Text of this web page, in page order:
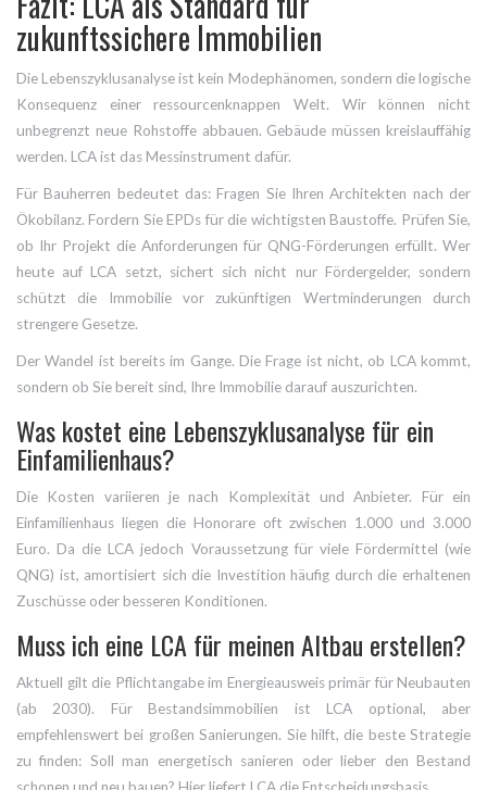
zukunftssichere Immobilien
Die Lebenszyklusanalyse ist kein Modephänomen, sondern die logische
Konsequenz einer ressourcenknappen Welt. Wir können nicht
unbegrenzt neue Rohstoffe abbauen. Gebäude müssen kreislauffähig
werden. LCA ist das Messinstrument dafür.
Für Bauherren bedeutet das: Fragen Sie Ihren Architekten nach der
Ökobilanz. Fordern Sie EPDs für die wichtigsten Baustoffe. Prüfen Sie,
ob Ihr Projekt die Anforderungen für QNG-Förderungen erfüllt. Wer
heute auf LCA setzt, sichert sich nicht nur Fördergelder, sondern
schützt die Immobilie vor zukünftigen Wertminderungen durch
strengere Gesetze.
Der Wandel ist bereits im Gange. Die Frage ist nicht, ob LCA kommt,
sondern ob Sie bereit sind, Ihre Immobilie darauf auszurichten.
Was kostet eine Lebenszyklusanalyse für ein
Einfamilienhaus?
Die Kosten variieren je nach Komplexität und Anbieter. Für ein
Einfamilienhaus liegen die Honorare oft zwischen 1.000 und 3.000
Euro. Da die LCA jedoch Voraussetzung für viele Fördermittel (wie
QNG) ist, amortisiert sich die Investition häufig durch die erhaltenen
Zuschüsse oder besseren Konditionen.
Muss ich eine LCA für meinen Altbau erstellen?
Aktuell gilt die Pflichtangabe im Energieausweis primär für Neubauten
(ab 2030). Für Bestandsimmobilien ist LCA optional, aber
empfehlenswert bei großen Sanierungen. Sie hilft, die beste Strategie
zu finden: Soll man energetisch sanieren oder lieber den Bestand